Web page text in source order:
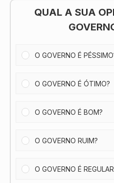
QUAL A SUA
O GOVERNO É
O GOVERNO É ÓTIMO?
O GOVERNO É BOM?
O GOVERNO RUIM?
O GOVERNO É